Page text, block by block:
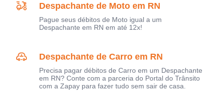
Despachante de Moto em RN
Pague seus débitos de Moto igual a um
Despachante em RN em até 12x!
Despachante de Carro em RN
Precisa pagar débitos de Carro em um Despachante
em RN? Conte com a parceria do Portal do Trânsito
com a Zapay para fazer tudo sem sair de casa.